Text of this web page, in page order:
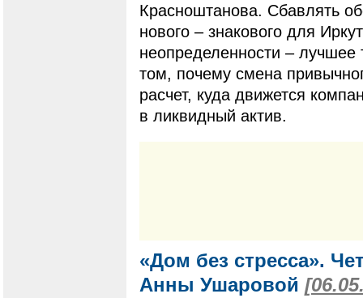
Красноштанова. Сбавлять
нового – знакового для
неопределенности –
том, почему смена
расчет, куда движется
в ликвидный актив.
«Дом без стресса».
Анны Ушаровой